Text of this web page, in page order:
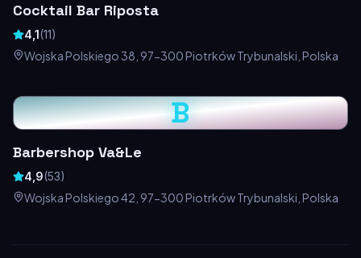
Cocktail Bar Riposta
4,1(11)
Wojska Polskiego 38, 97-300 Piotrków Trybunalski, Polska
B
Barbershop Va&Le
4,9(53)
Wojska Polskiego 42, 97-300 Piotrków Trybunalski, Polska